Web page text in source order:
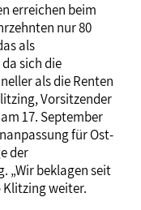
erreichen beim
nur 80
als
sich die
als die Renten
Vorsitzender
17. September
für Ost-
der
„Wir beklagen seit
Klitzing weiter.